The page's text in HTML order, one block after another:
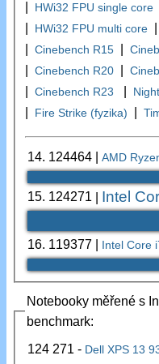
HWi32 FPU single core
HWi32 FPU multi core
|Cinebench R15 |
|Cinebench R20 |
|Cinebench R23
Fire Strike (fyzika) |
14. 124464 |AMD
15. 124271 Intel
16. 119377 Intel Core
Notebooky měřené s
benchmark:
124 271 - Dell XPS 13